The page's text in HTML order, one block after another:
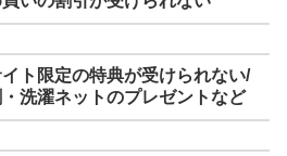
ト限定の特典が受けられない/
洗濯ネットのプレゼントなど